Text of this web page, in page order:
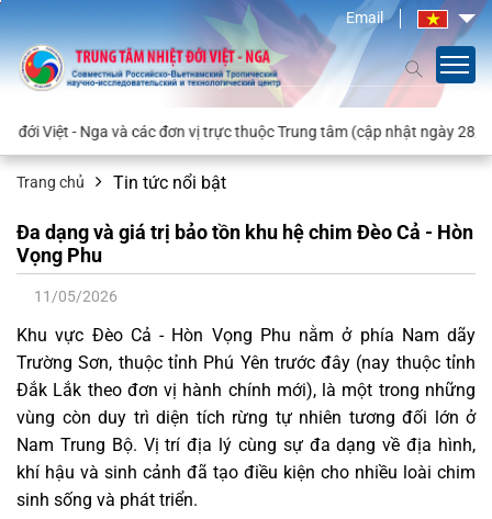
Email
vị trực thuộc Trung tâm (cập nhật ngày 28/4/2026)
Trang chủ Tin tức nổi bật
Đa dạng và giá trị bảo tồn khu hệ chim Đèo Cả - Hòn
Vọng Phu
11/05/2026
Khu vực Đèo Cả - Hòn Vọng Phu nằm ở phía Nam dãy
Trường Sơn, thuộc tỉnh Phú Yên trước đây (nay thuộc tỉnh
Đắk Lắk theo đơn vị hành chính mới), là một trong những
vùng còn duy trì diện tích rừng tự nhiên tương đối lớn ở
Nam Trung Bộ. Vị trí địa lý cùng sự đa dạng về địa hình,
khí hậu và sinh cảnh đã tạo điều kiện cho nhiều loài chim
sinh sống và phát triển.